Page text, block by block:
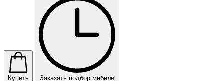
Купить Заказать подбор мебели